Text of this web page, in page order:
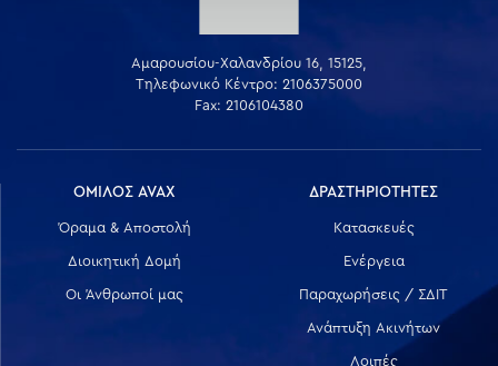
Αμαρουσίου-Χαλανδρίου 16, 15125,
Τηλεφωνικό Κέντρο: 2106375000
Fax: 2106104380
ΟΜΙΛΟΣ AVAX
Όραμα & Αποστολή
Διοικητική Δομή
Οι Άνθρωποί μας
ΔΡΑΣΤΗΡΙΟΤΗΤΕΣ
Κατασκευές
Ενέργεια
Παραχωρήσεις / ΣΔΙΤ
Ανάπτυξη Ακινήτων
Λοιπές